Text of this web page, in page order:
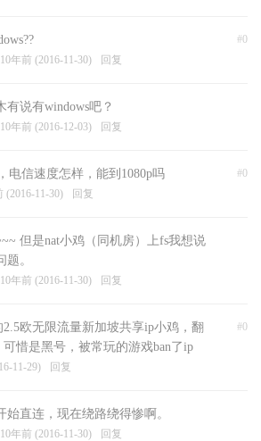
#0
10年前 (2016-11-30) 回复
有说有windows吧？
10年前 (2016-12-03) 回复
#0
电信速度怎样，能到1080p吗
(2016-11-30) 回复
但是nat小鸡（同机房）上fs我想说
题。
10年前 (2016-11-30) 回复
#0
欧无限流量新加坡共享ip小鸡，翻
惜是黑号，被常玩的游戏ban了ip
11-29) 回复
始直连，现在绕路绕得惨啊。
10年前 (2016-11-30) 回复